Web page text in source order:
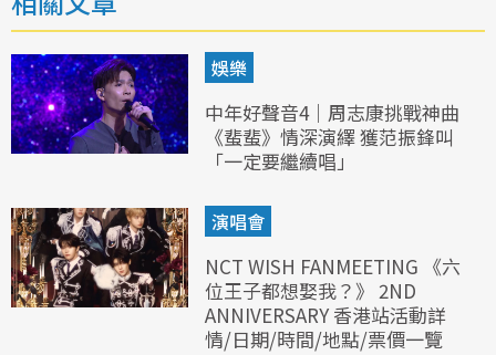
娛樂
中年好聲音4｜周志康挑戰神曲
《蜚蜚》情深演繹 獲范振鋒叫
「一定要繼續唱」
演唱會
NCT WISH FANMEETING 《六
位王子都想娶我？》 2ND
ANNIVERSARY 香港站活動詳
情/日期/時間/地點/票價一覽